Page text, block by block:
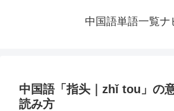
中国語単語一覧ナ
中国語「指头｜zhǐ tou」の
読み方